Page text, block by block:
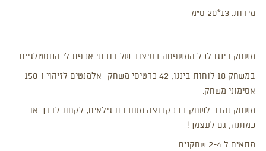
מידות: 13*20 ס”מ
משחק בינגו לכל המשפחה בעיצוב של דובוני אכפת לי הנוסטלגיים.
במשחק 18 לוחות בינגו, 42 כרטיסי משחק- אלמנטים לזיהוי ו-150
אסימוני משחק.
משחק נהדר לשחק בו כקבוצה מעורבת גילאים, לקחת לדרך או
כמתנה, גם לעצמך!
מתאים ל 2-4 שחקנים